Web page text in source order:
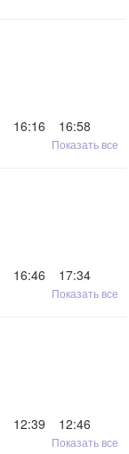
16:16
16:58
Показать все
16:46
17:34
Показать все
12:39
12:46
Показать все